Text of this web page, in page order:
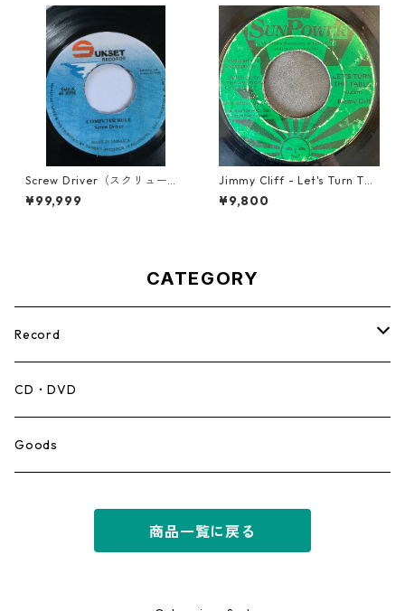
Screw Driver（スクリュード
ライバー） - Computer Rule
【7'】
¥99,999
Jimmy Cliff - Let's Turn The
Table【7-21999】
¥9,800
CATEGORY
Record
Mento,Calypso,Ballad
Ska
CD・DVD
Goods
商品一覧に戻る